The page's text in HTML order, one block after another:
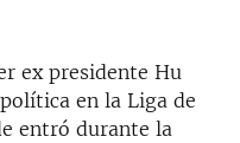
ex presidente Hu
en la Liga de
entró durante la